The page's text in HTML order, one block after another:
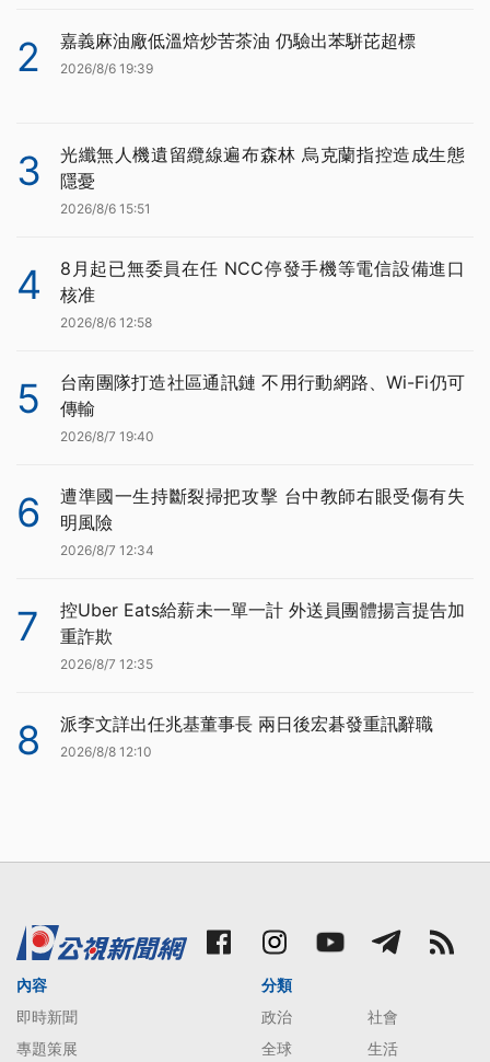
2 嘉義麻油廠低溫焙炒苦茶油 仍驗出苯駢芘超標
2026/8/6 19:39
3
光纖無人機遺留纜線遍布森林 烏克蘭指控造成生態
隱憂
2026/8/6 15:51
4
8月起已無委員在任 NCC停發手機等電信設備進口
核准
2026/8/6 12:58
5
台南團隊打造社區通訊鏈 不用行動網路、Wi-Fi仍可
傳輸
2026/8/7 19:40
6
遭準國一生持斷裂掃把攻擊 台中教師右眼受傷有失
明風險
2026/8/7 12:34
7
控Uber Eats給薪未一單一計 外送員團體揚言提告加
重詐欺
2026/8/7 12:35
8 派李文詳出任兆基董事長 兩日後宏碁發重訊辭職
2026/8/8 12:10
內容
即時新聞
專題策展
分類
政治
社會
全球
生活